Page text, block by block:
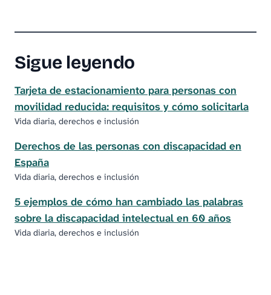
Sigue leyendo
Tarjeta de estacionamiento para personas con
movilidad reducida: requisitos y cómo solicitarla
Vida diaria, derechos e inclusión
Derechos de las personas con discapacidad en
España
Vida diaria, derechos e inclusión
5 ejemplos de cómo han cambiado las palabras
sobre la discapacidad intelectual en 60 años
Vida diaria, derechos e inclusión